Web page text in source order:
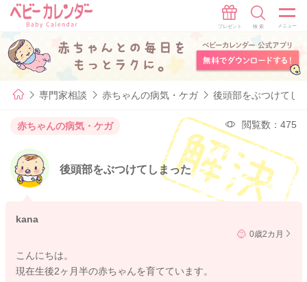
専門家相談 赤ちゃんの病気・ケガ 後頭部をぶつけてし
赤ちゃんの病気・ケガ 閲覧数：475
後頭部をぶつけてしまった
kana
0歳2カ月
こんにちは。
現在生後2ヶ月半の赤ちゃんを育てています。